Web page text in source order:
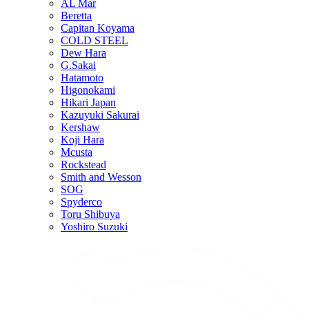
AL Mar
Beretta
Capitan Koyama
COLD STEEL
Dew Hara
G.Sakai
Hatamoto
Higonokami
Hikari Japan
Kazuyuki Sakurai
Kershaw
Koji Hara
Mcusta
Rockstead
Smith and Wesson
SOG
Spyderco
Toru Shibuya
Yoshiro Suzuki